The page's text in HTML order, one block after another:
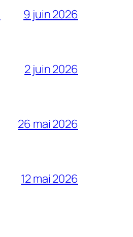
9 juin 2026
2 juin 2026
26 mai 2026
12 mai 2026